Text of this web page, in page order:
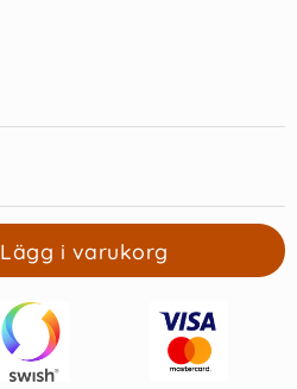
Lägg i varukorg